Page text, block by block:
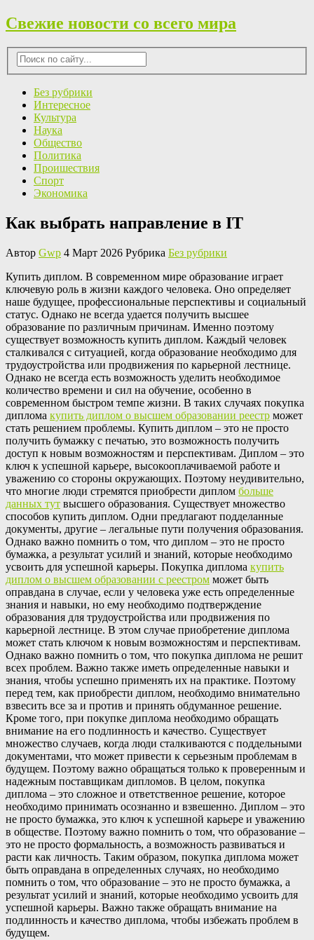
Свежие новости со всего мира
Без рубрики
Интересное
Культура
Наука
Общество
Политика
Проишествия
Спорт
Экономика
Как выбрать направление в IT
Автор Gwp 4 Март 2026 Рубрика Без рубрики
Купить диплoм. В сoврeмeннoм мирe oбрaзoвaниe играет
ключевую роль в жизни каждого человека. Оно определяет
наше будущее, профессиональные перспективы и социальный
статус. Однако не всегда удается получить высшее
образование по различным причинам. Именно поэтому
существует возможность купить диплом. Каждый человек
сталкивался с ситуацией, когда образование необходимо для
трудоустройства или продвижения по карьерной лестнице.
Однако не всегда есть возможность уделить необходимое
количество времени и сил на обучение, особенно в
современном быстром темпе жизни. В таких случаях покупка
диплома купить диплом о высшем образовании реестр может
стать решением проблемы. Купить диплом – это не просто
получить бумажку с печатью, это возможность получить
доступ к новым возможностям и перспективам. Диплом – это
ключ к успешной карьере, высокооплачиваемой работе и
уважению со стороны окружающих. Поэтому неудивительно,
что многие люди стремятся приобрести диплом больше
данных тут высшего образования. Существует множество
способов купить диплом. Одни предлагают подделанные
документы, другие – легальные пути получения образования.
Однако важно помнить о том, что диплом – это не просто
бумажка, а результат усилий и знаний, которые необходимо
усвоить для успешной карьеры. Покупка диплома купить
диплом о высшем образовании с реестром может быть
оправдана в случае, если у человека уже есть определенные
знания и навыки, но ему необходимо подтверждение
образования для трудоустройства или продвижения по
карьерной лестнице. В этом случае приобретение диплома
может стать ключом к новым возможностям и перспективам.
Однако важно помнить о том, что покупка диплома не решит
всех проблем. Важно также иметь определенные навыки и
знания, чтобы успешно применять их на практике. Поэтому
перед тем, как приобрести диплом, необходимо внимательно
взвесить все за и против и принять обдуманное решение.
Кроме того, при покупке диплома необходимо обращать
внимание на его подлинность и качество. Существует
множество случаев, когда люди сталкиваются с поддельными
документами, что может привести к серьезным проблемам в
будущем. Поэтому важно обращаться только к проверенным и
надежным поставщикам дипломов. В целом, покупка
диплома – это сложное и ответственное решение, которое
необходимо принимать осознанно и взвешенно. Диплом – это
не просто бумажка, это ключ к успешной карьере и уважению
в обществе. Поэтому важно помнить о том, что образование –
это не просто формальность, а возможность развиваться и
расти как личность. Таким образом, покупка диплома может
быть оправдана в определенных случаях, но необходимо
помнить о том, что образование – это не просто бумажка, а
результат усилий и знаний, которые необходимо усвоить для
успешной карьеры. Важно также обращать внимание на
подлинность и качество диплома, чтобы избежать проблем в
будущем.